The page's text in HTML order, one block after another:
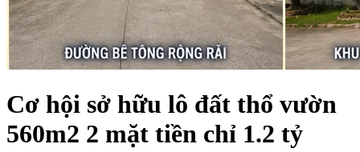
Cơ hội sở hữu lô đất thổ vườn
560m2 2 mặt tiền chỉ 1.2 tỷ